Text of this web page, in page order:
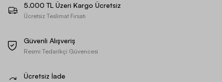
5.000 TL Üzeri Kargo Ücretsiz
Ücretsiz Teslimat Fırsatı
Güvenli Alışveriş
Resmi Tedarikçi Güvencesi
Ücretsiz İade